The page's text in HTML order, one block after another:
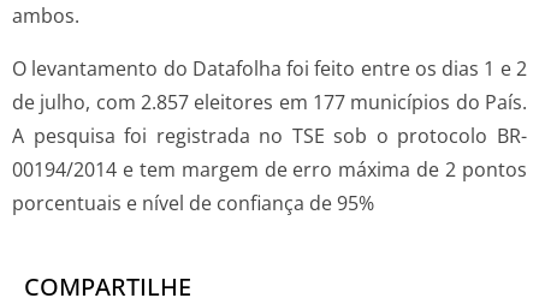
ambos.
O levantamento do Datafolha foi feito entre os dias 1 e 2
de julho, com 2.857 eleitores em 177 municípios do País.
A pesquisa foi registrada no TSE sob o protocolo BR-
00194/2014 e tem margem de erro máxima de 2 pontos
porcentuais e nível de confiança de 95%
COMPARTILHE